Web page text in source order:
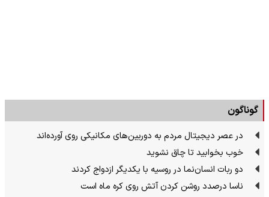
گوناگون
در عصر دیجیتال مردم به دوربین‌های مکانیکی روی آورده‌اند
خوب بخوابید تا چاق نشوید
دو ربات انسان‌نما در روسیه با یکدیگر ازدواج کردند
ناسا درصدد روشن کردن آتش روی کره ماه است